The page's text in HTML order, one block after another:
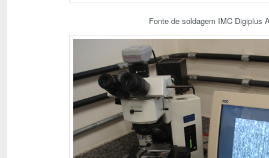
Fonte de soldagem IMC Digiplus